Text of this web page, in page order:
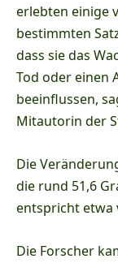
erlebten einige
bestimmten
dass sie das
Tod oder einen
beeinflussen,
Mitautorin der
Die
die rund 51,6
entspricht etwa
Die Forscher